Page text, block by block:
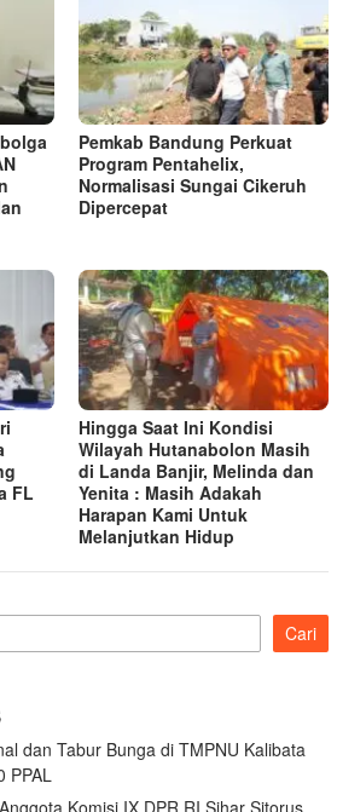
Pemkab Bandung Perkuat
Program Pentahelix,
Normalisasi Sungai Cikeruh
Dipercepat
FL
Hingga Saat Ini Kondisi
Wilayah Hutanabolon Masih
di Landa Banjir, Melinda dan
Yenita : Masih Adakah
Harapan Kami Untuk
Melanjutkan Hidup
Cari
dan Tabur Bunga di TMPNU Kalibata
PPAL